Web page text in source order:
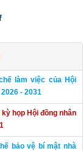
làm việc của Hội
- 2031
họp Hội đồng nhân
bảo vệ bí mật nhà